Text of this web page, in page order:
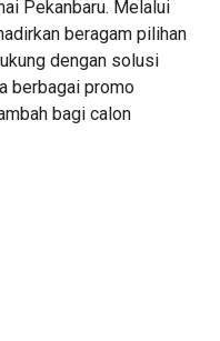
Pekanbaru. Melalui
beragam pilihan
dengan solusi
berbagai promo
bagi calon